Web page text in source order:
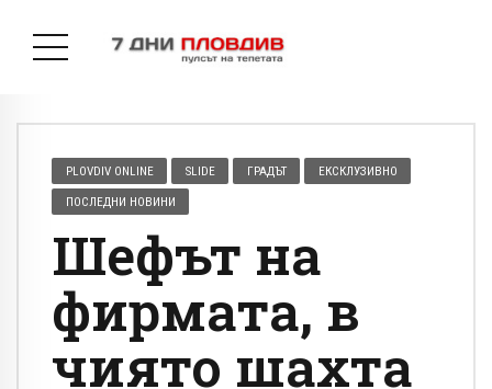
PLOVDIV ONLINE SLIDE ГРАДЪТ ЕКСКЛУЗИВНО
ПОСЛЕДНИ НОВИНИ
Шефът на
фирмата, в
чиято шахта